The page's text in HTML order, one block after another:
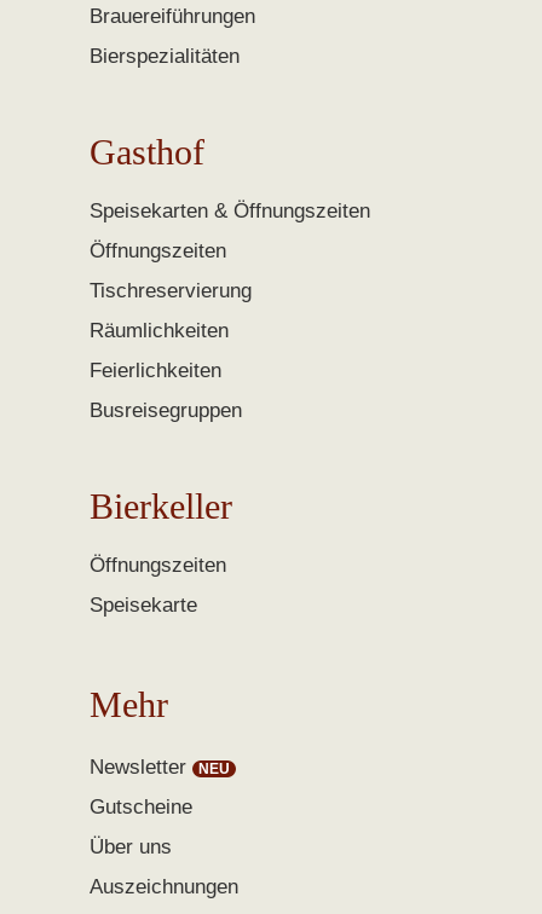
Brauereiführungen
Bierspezialitäten
Gasthof
Speisekarten & Öffnungszeiten
Öffnungszeiten
Tischreservierung
Räumlichkeiten
Feierlichkeiten
Busreisegruppen
Bierkeller
Öffnungszeiten
Speisekarte
Mehr
Newsletter
Gutscheine
Über uns
Auszeichnungen